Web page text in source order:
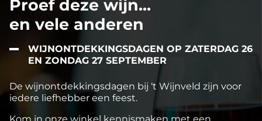
Proef deze wijn...
en vele anderen
WIJNONTDEKKINGSDAGEN OP ZATERDAG 26
EN ZONDAG 27 SEPTEMBER
De wijnontdekkingsdagen bij ‘t Wijnveld zijn voor
iedere liefhebber een feest.
Kom in onze winkel kennismaken met een